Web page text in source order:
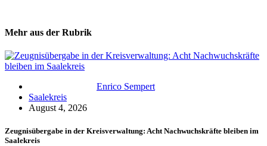
Mehr aus der Rubrik
Enrico Sempert
Saalekreis
August 4, 2026
Zeugnisübergabe in der Kreisverwaltung: Acht Nachwuchskräfte bleiben im
Saalekreis